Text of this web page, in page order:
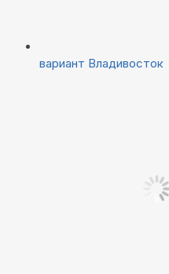
вариант Владивосток